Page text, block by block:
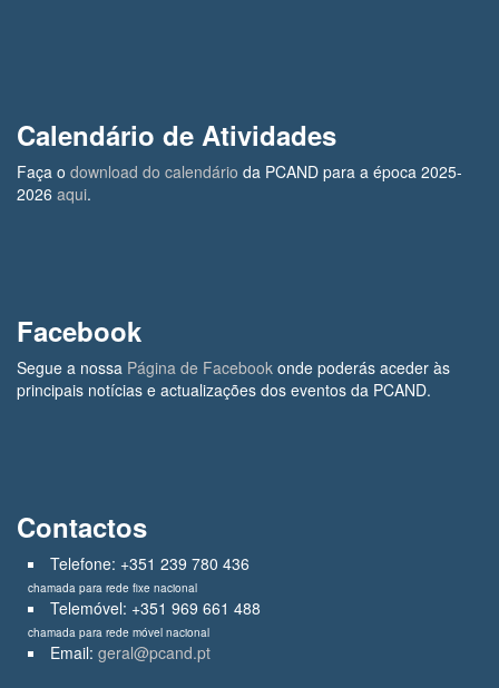
Calendário de Atividades
Faça o download do calendário da PCAND para a época 2025-
2026 aqui.
Facebook
Segue a nossa Página de Facebook onde poderás aceder às
principais notícias e actualizações dos eventos da PCAND.
Contactos
Telefone: +351 239 780 436
chamada para rede fixe nacional
Telemóvel: +351 969 661 488
chamada para rede móvel nacional
Email: geral@pcand.pt